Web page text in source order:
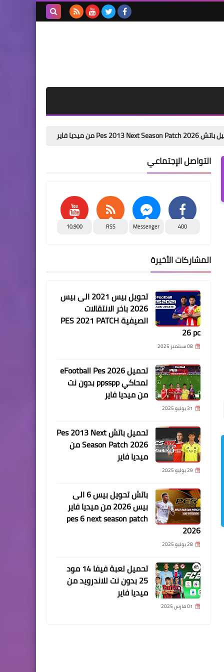
باتش تحويل بيس 6 الى بيس 2026 من ميديا فاير pes 6 next season patch 2026
التواصل الإجتماعي
400
Messenger
RSS
10,900
المشاركات الأخيرة
تحويل بيس 2021 الى بيس
2026 باخر الانتقالات
الصيفية PES 2021 PATCH
26 pc
08 سبتمبر 2025
تحميل eFootball Pes 2026
لمحاكي ppsspp بدون نت
من ميديا فاير
31 يوليو 2025
تحميل باتش Pes 2013 Next
Season Patch 2026 من
ميديا فاير
29 يوليو 2025
باتش تحويل بيس 6 الى
بيس 2026 من ميديا فاير
pes 6 next season patch
2026
28 يوليو 2025
تحميل لعبة فيفا 14 مود
25 بدون نت للاندرويد من
ميديا فاير
01 مارس 2025